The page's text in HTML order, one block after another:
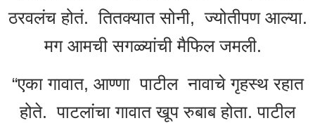
ठरवलंच होतं. तितक्यात सोनी, ज्योतीपण आल्या.
मग आमची सगळ्यांची मैफिल जमली.
“एका गावात, आण्णा पाटील नावाचे गृहस्थ रहात
होते. पाटलांचा गावात खूप रुबाब होता. पाटील